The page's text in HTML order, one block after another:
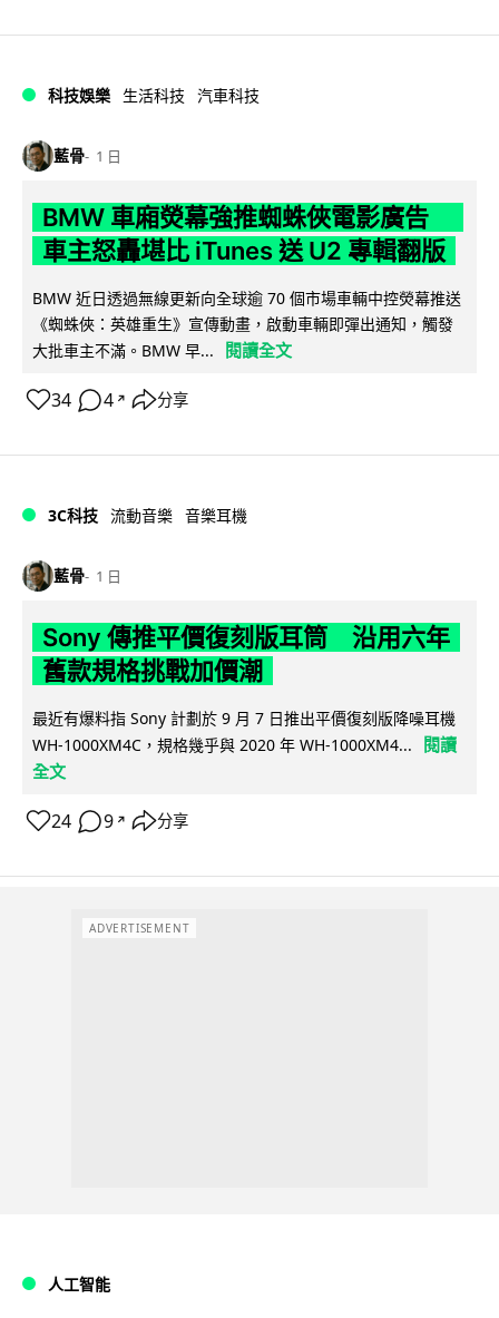
科技娛樂 生活科技 汽車科技
藍骨 1 日
BMW 車廂熒幕強推蜘蛛俠電影廣告
車主怒轟堪比 iTunes 送 U2 專輯翻版
BMW 近日透過無線更新向全球逾 70 個市場車輛中控熒幕推送
《蜘蛛俠：英雄重生》宣傳動畫，啟動車輛即彈出通知，觸發
大批車主不滿。BMW 早...
閱讀全文
34 4 ↗ 分享
3C科技 流動音樂 音樂耳機
藍骨 1 日
Sony 傳推平價復刻版耳筒 沿用六年
舊款規格挑戰加價潮
最近有爆料指 Sony 計劃於 9 月 7 日推出平價復刻版降噪耳機
WH-1000XM4C，規格幾乎與 2020 年 WH-1000XM4...
閱讀
全文
24 9 ↗ 分享
ADVERTISEMENT
人工智能